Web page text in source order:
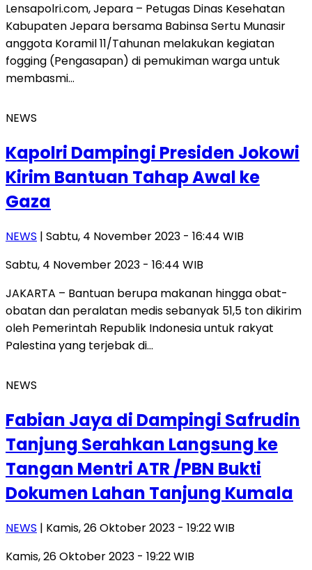
Lensapolri.com, Jepara – Petugas Dinas Kesehatan
Kabupaten Jepara bersama Babinsa Sertu Munasir
anggota Koramil 11/Tahunan melakukan kegiatan
fogging (Pengasapan) di pemukiman warga untuk
membasmi…
NEWS
Kapolri Dampingi Presiden Jokowi
Kirim Bantuan Tahap Awal ke
Gaza
NEWS | Sabtu, 4 November 2023 - 16:44 WIB
Sabtu, 4 November 2023 - 16:44 WIB
JAKARTA – Bantuan berupa makanan hingga obat-
obatan dan peralatan medis sebanyak 51,5 ton dikirim
oleh Pemerintah Republik Indonesia untuk rakyat
Palestina yang terjebak di…
NEWS
Fabian Jaya di Dampingi Safrudin
Tanjung Serahkan Langsung ke
Tangan Mentri ATR /PBN Bukti
Dokumen Lahan Tanjung Kumala
NEWS | Kamis, 26 Oktober 2023 - 19:22 WIB
Kamis, 26 Oktober 2023 - 19:22 WIB